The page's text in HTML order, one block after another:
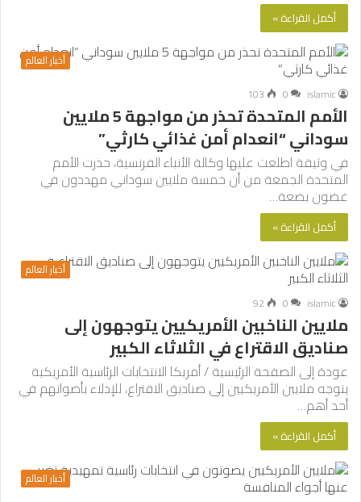
أكمل القراءة »
أخبار العالم
islamic
0
103
الأمم المتحدة تحذر من مواجهة 5 ملايين
سوداني “انعدام أمن غذائي كارثي”
في وثيقة اطلعت عليها وكالة الأنباء الفرنسية، حذرت الأمم
المتحدة الجمعة من أن خمسة ملايين سوداني مهددون في
غضون بضعة…
أكمل القراءة »
أخبار العالم
islamic
0
92
ملايين الناخبين الأمريكيين يتوجهون إلى
صناديق الاقتراع في الثلاثاء الكبير
عودة إلى الصفحة الرئيسية / أمريكا الانتخابات الرئاسية الأمريكية
يتوجه ملايين الأمريكيين إلى صناديق الاقتراع، للإدلاء بأصواتهم في
أحد أهم…
أكمل القراءة »
أخبار العالم